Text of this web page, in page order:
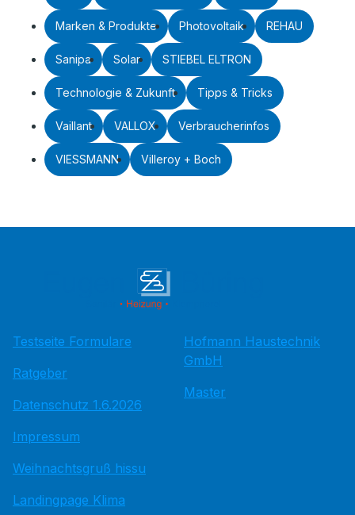
Marken & Produkte Photovoltaik REHAU
Sanipa Solar STIEBEL ELTRON
Technologie & Zukunft Tipps & Tricks
Vaillant VALLOX Verbraucherinfos
VIESSMANN Villeroy + Boch
Testseite Formulare
Ratgeber
Datenschutz 1.6.2026
Impressum
Weihnachtsgruß hissu
Landingpage Klima
Hofmann Haustechnik
GmbH
Master